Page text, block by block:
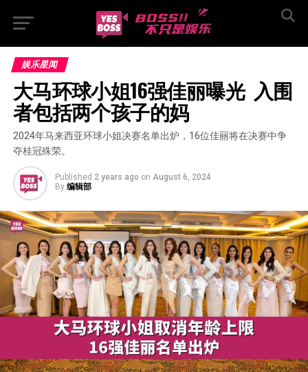
娱乐星闻
大马环球小姐16强佳丽曝光  入围
者包括两个孩子的妈
2024年马来西亚环球小姐决赛名单出炉，16位佳丽将在决赛中争
夺桂冠殊荣。
Published 2 years ago on August 6, 2024
By 编辑部